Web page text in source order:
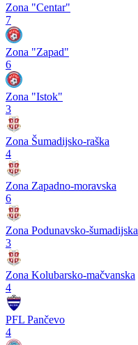
Zona "Centar"
7
Zona "Zapad"
6
Zona "Istok"
3
Zona Šumadijsko-raška
4
Zona Zapadno-moravska
6
Zona Podunavsko-šumadijska
3
Zona Kolubarsko-mačvanska
4
PFL Pančevo
4